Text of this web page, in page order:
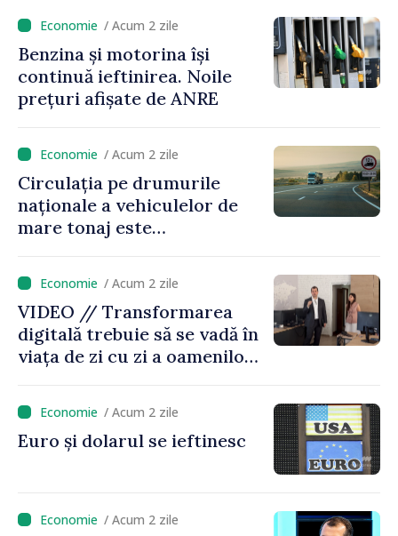
/ Acum 2 zile
Benzina și motorina își
continuă ieftinirea. Noile
prețuri afișate de ANRE
/ Acum 2 zile
Circulația pe drumurile
naționale a vehiculelor de
mare tonaj este
caniculă
/ Acum 2 zile
VIDEO // Transformarea
digitală trebuie să se vadă în
viața de zi cu zi a oamenilor
funcționează economia:
premierul Vasile Tofan, în
vizită la AGE
/ Acum 2 zile
Euro și dolarul se ieftinesc
/ Acum 2 zile